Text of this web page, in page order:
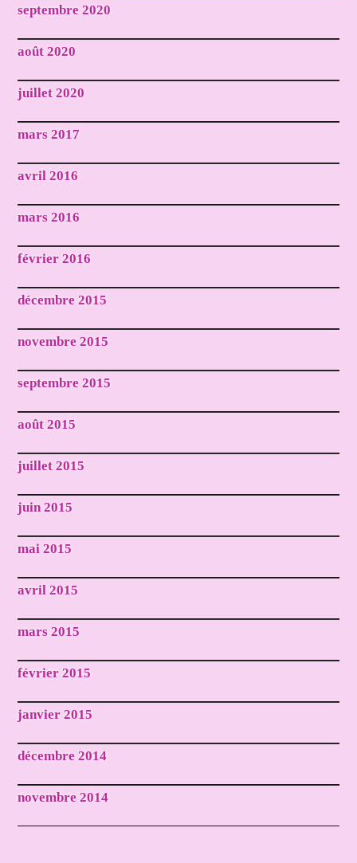
septembre 2020
août 2020
juillet 2020
mars 2017
avril 2016
mars 2016
février 2016
décembre 2015
novembre 2015
septembre 2015
août 2015
juillet 2015
juin 2015
mai 2015
avril 2015
mars 2015
février 2015
janvier 2015
décembre 2014
novembre 2014